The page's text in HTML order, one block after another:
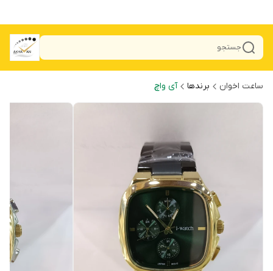
جستجو
ساعت اخوان برندها آی واچ